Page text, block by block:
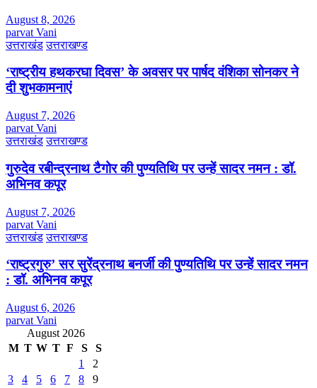
August 8, 2026
parvat Vani
उत्तराखंड उत्तराखण्ड
‘राष्ट्रीय हथकरघा दिवस’ के अवसर पर पार्षद वंशिका सोनकर ने
दी शुभकामनाएं
August 7, 2026
parvat Vani
उत्तराखंड उत्तराखण्ड
गुरुदेव रबीन्द्रनाथ टैगोर की पुण्यतिथि पर उन्हें सादर नमन : डॉ.
अभिनव कपूर
August 7, 2026
parvat Vani
उत्तराखंड उत्तराखण्ड
‘राष्ट्रगुरु’ सर सुरेंद्रनाथ बनर्जी की पुण्यतिथि पर उन्हें सादर नमन
: डॉ. अभिनव कपूर
August 6, 2026
parvat Vani
August 2026
M T W T F S
S
1
2
3
4 5 6 7 8
9